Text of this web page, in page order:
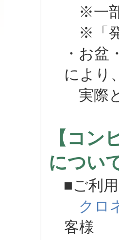
※一部
※「発
・お盆
により
実際と
【コン
につい
■ご利用
クロ
客様